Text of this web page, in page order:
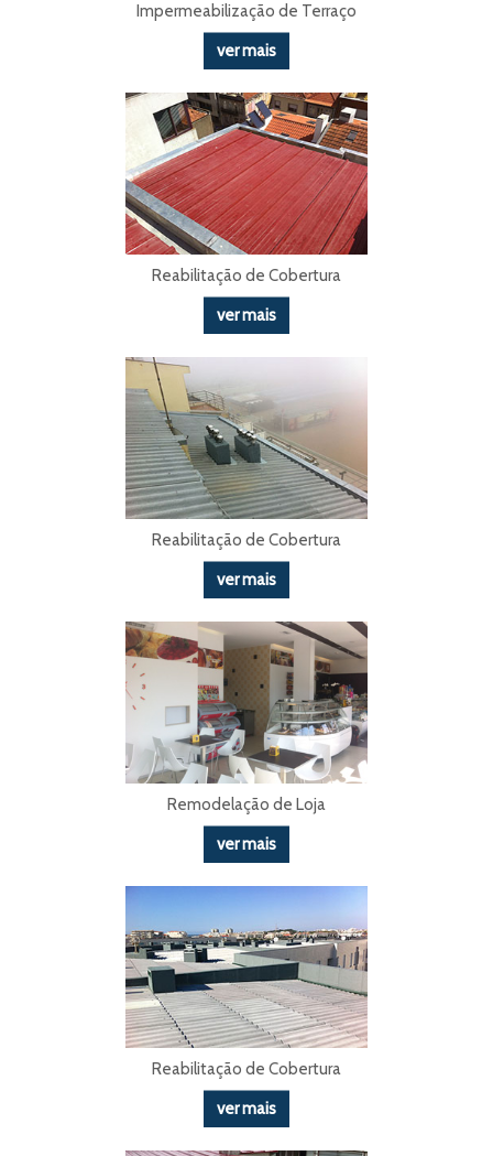
Impermeabilização de Terraço
ver mais
Reabilitação de Cobertura
ver mais
Reabilitação de Cobertura
ver mais
Remodelação de Loja
ver mais
Reabilitação de Cobertura
ver mais